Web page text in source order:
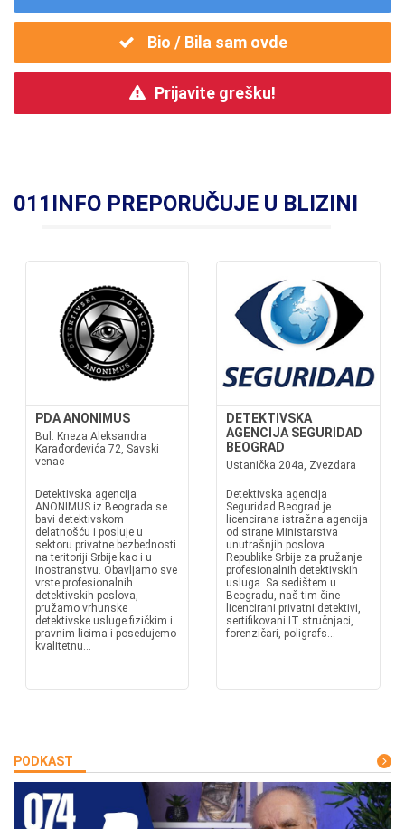
Bio / Bila sam ovde
Prijavite grešku!
011INFO PREPORUČUJE U BLIZINI
PDA ANONIMUS
Bul. Kneza Aleksandra
Karađorđevića 72, Savski
venac
Detektivska agencija
ANONIMUS iz Beograda se
bavi detektivskom
delatnošću i posluje u
sektoru privatne bezbednosti
na teritoriji Srbije kao i u
inostranstvu. Obavljamo sve
vrste profesionalnih
detektivskih poslova,
pružamo vrhunske
detektivske usluge fizičkim i
pravnim licima i posedujemo
kvalitetnu...
DETEKTIVSKA
AGENCIJA SEGURIDAD
BEOGRAD
Ustanička 204a, Zvezdara
Detektivska agencija
Seguridad Beograd je
licencirana istražna agencija
od strane Ministarstva
unutrašnjih poslova
Republike Srbije za pružanje
profesionalnih detektivskih
usluga. Sa sedištem u
Beogradu, naš tim čine
licencirani privatni detektivi,
sertifikovani IT stručnjaci,
forenzičari, poligrafs...
PODKAST